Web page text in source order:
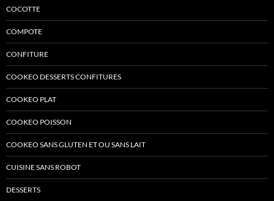
COCOTTE
COMPOTE
CONFITURE
COOKEO DESSERTS CONFITURES
COOKEO PLAT
COOKEO POISSON
COOKEO SANS GLUTEN ET OU SANS LAIT
CUISINE SANS ROBOT
DESSERTS